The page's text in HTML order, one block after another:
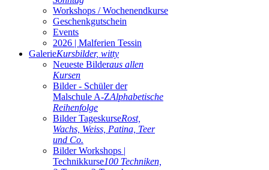
Workshops / Wochenendkurse
Geschenkgutschein
Events
2026 | Malferien Tessin
GalerieKursbilder, witty
Neueste Bilderaus allen
Kursen
Bilder - Schüler der
Malschule A-ZAlphabetische
Reihenfolge
Bilder TageskurseRost,
Wachs, Weiss, Patina, Teer
und Co.
Bilder Workshops |
Technikkurse100 Techniken,